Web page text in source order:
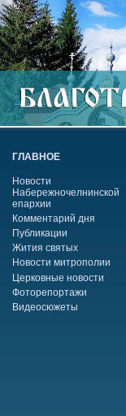
ГЛАВНОЕ
Новости
Набережночелнинской
епархии
Комментарий дня
Публикации
Жития святых
Новости митрополии
Церковные новости
Фоторепортажи
Видеосюжеты